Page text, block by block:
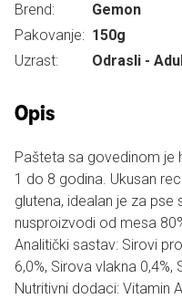
Brend:
Gemon
Pakovanje: 150g
Uzrast:
Odrasli -
Opis
Pašteta sa govedinom je
1 do 8 godina. Ukusan
glutena, idealan je za pse
nusproizvodi od mesa
Analitički sastav: Sirovi
6,0%, Sirova vlakna 0,4%,
Nutritivni dodaci: Vitamin